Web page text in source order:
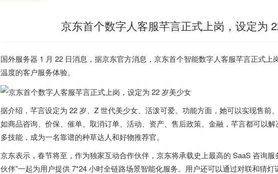
京东首个数字人客服芊言正式上岗，设定为
国外服务器 1 月 22 日消息，据京东官方消息，京东首个智能数字人客服芊言正式上
温度的客户服务体验。
据介绍，芊言设定为 22 岁、Z 世代美少女、活泼可爱。功能方面，她可以实现售前
如商品咨询、价保、催单、取消订单、活动、资产、售后政策、金融，芊言都可以
多技能，成为一名靠谱的种草达人和好物推荐官。
京东表示，春节将至，作为独家互动合作伙伴，京东将承载史上最高的 SaaS 咨询
伙伴”一起为用户提供 7*24 小时全链路场景智能化服务。用户还可以通过对联和猜